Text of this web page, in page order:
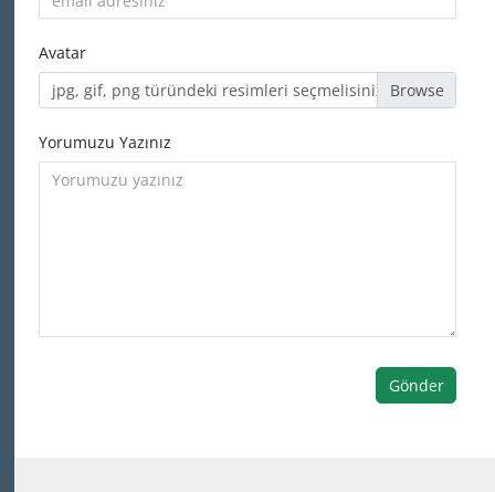
Avatar
jpg, gif, png türündeki resimleri seçmelisiniz
Yorumuzu Yazınız
Gönder